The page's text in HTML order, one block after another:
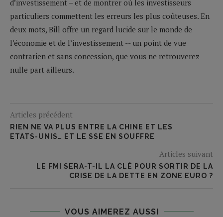
d’investissement – et de montrer où les investisseurs
particuliers commettent les erreurs les plus coûteuses. En
deux mots, Bill offre un regard lucide sur le monde de
l’économie et de l’investissement -- un point de vue
contrarien et sans concession, que vous ne retrouverez
nulle part ailleurs.
Articles précédent
RIEN NE VA PLUS ENTRE LA CHINE ET LES
ETATS-UNIS… ET LE SSE EN SOUFFRE
Articles suivant
LE FMI SERA-T-IL LA CLÉ POUR SORTIR DE LA
CRISE DE LA DETTE EN ZONE EURO ?
VOUS AIMEREZ AUSSI